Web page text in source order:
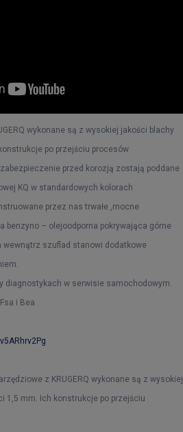
wykonane są z wysokiej jakości blachy
po przejściu procesów
przed korozją zostają poddane
KQ w standardowych kolorach
przez nas trwałe ,mocne
benzyno – olejoodporna pokrywająca górne
wewnątrz szuflad stanowi dodatkowe
diagnostykach w serwisie samochodowym.
i Bea
z KRUGERQ wykonane są z wysokiej
1,5 mm. Ich konstrukcje po przejściu